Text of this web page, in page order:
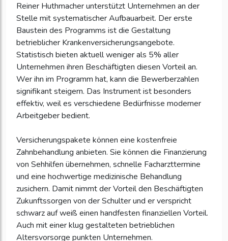
Reiner Huthmacher unterstützt Unternehmen an der
Stelle mit systematischer Aufbauarbeit. Der erste
Baustein des Programms ist die Gestaltung
betrieblicher Krankenversicherungsangebote.
Statistisch bieten aktuell weniger als 5% aller
Unternehmen ihren Beschäftigten diesen Vorteil an.
Wer ihn im Programm hat, kann die Bewerberzahlen
signifikant steigern. Das Instrument ist besonders
effektiv, weil es verschiedene Bedürfnisse moderner
Arbeitgeber bedient.
Versicherungspakete können eine kostenfreie
Zahnbehandlung anbieten. Sie können die Finanzierung
von Sehhilfen übernehmen, schnelle Facharzttermine
und eine hochwertige medizinische Behandlung
zusichern. Damit nimmt der Vorteil den Beschäftigten
Zukunftssorgen von der Schulter und er verspricht
schwarz auf weiß einen handfesten finanziellen Vorteil.
Auch mit einer klug gestalteten betrieblichen
Altersvorsorge punkten Unternehmen.